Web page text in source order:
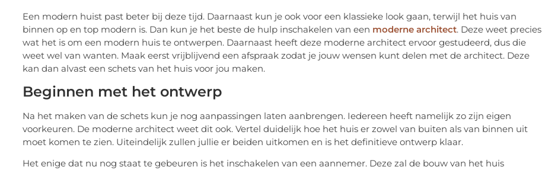
Een modern huist past beter bij deze tijd. Daarnaast kun je ook voor een klassieke look gaan, terwijl het huis van
binnen op en top modern is. Dan kun je het beste de hulp inschakelen van een moderne architect. Deze weet precies
wat het is om een modern huis te ontwerpen. Daarnaast heeft deze moderne architect ervoor gestudeerd, dus die
weet wel van wanten. Maak eerst vrijblijvend een afspraak zodat je jouw wensen kunt delen met de architect. Deze
kan dan alvast een schets van het huis voor jou maken.
Beginnen met het ontwerp
Na het maken van de schets kun je nog aanpassingen laten aanbrengen. Iedereen heeft namelijk zo zijn eigen
voorkeuren. De moderne architect weet dit ook. Vertel duidelijk hoe het huis er zowel van buiten als van binnen uit
moet komen te zien. Uiteindelijk zullen jullie er beiden uitkomen en is het definitieve ontwerp klaar.
Het enige dat nu nog staat te gebeuren is het inschakelen van een aannemer. Deze zal de bouw van het huis